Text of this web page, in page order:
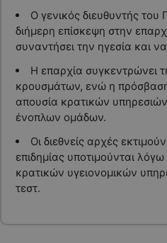
Ο γενικός διευθυντής του
διήμερη επίσκεψη στην
συναντήσει την ηγεσία και
Η επαρχία συγκεντρώνει
κρουσμάτων, ενώ η
απουσία κρατικών
ένοπλων ομάδων.
Οι διεθνείς αρχές
επιδημίας υποτιμούνται
κρατικών υγειονομικών
τεστ.